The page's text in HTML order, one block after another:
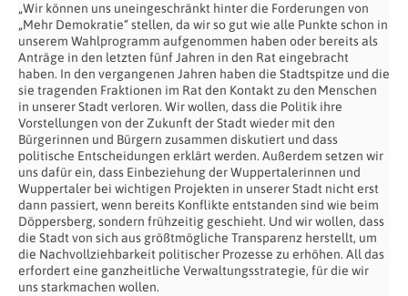
„Wir können uns uneingeschränkt hinter die Forderungen von
„Mehr Demokratie“ stellen, da wir so gut wie alle Punkte schon in
unserem Wahlprogramm aufgenommen haben oder bereits als
Anträge in den letzten fünf Jahren in den Rat eingebracht
haben. In den vergangenen Jahren haben die Stadtspitze und die
sie tragenden Fraktionen im Rat den Kontakt zu den Menschen
in unserer Stadt verloren. Wir wollen, dass die Politik ihre
Vorstellungen von der Zukunft der Stadt wieder mit den
Bürgerinnen und Bürgern zusammen diskutiert und dass
politische Entscheidungen erklärt werden. Außerdem setzen wir
uns dafür ein, dass Einbeziehung der Wuppertalerinnen und
Wuppertaler bei wichtigen Projekten in unserer Stadt nicht erst
dann passiert, wenn bereits Konflikte entstanden sind wie beim
Döppersberg, sondern frühzeitig geschieht. Und wir wollen, dass
die Stadt von sich aus größtmögliche Transparenz herstellt, um
die Nachvollziehbarkeit politischer Prozesse zu erhöhen. All das
erfordert eine ganzheitliche Verwaltungsstrategie, für die wir
uns starkmachen wollen.